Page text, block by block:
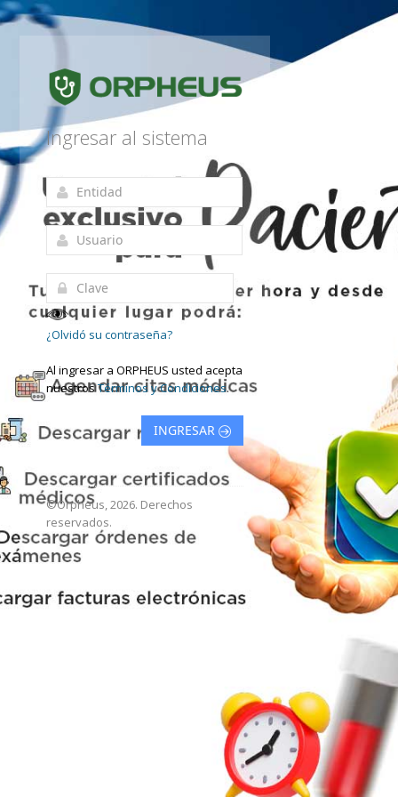
Ingresar al sistema
¿Olvidó su contraseña?
Al ingresar a ORPHEUS usted acepta
nuestrosTérminos y Condiciones.
INGRESAR
©Orpheus, 2026. Derechos
reservados.